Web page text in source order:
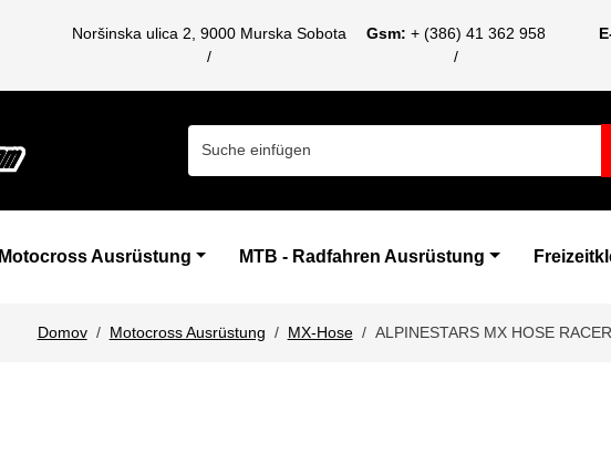
Noršinska ulica 2, 9000 Murska Sobota Gsm: + (386) 41 362 958
Motocross Ausrüstung MTB - Radfahren Ausrüstung
Domov Motocross Ausrüstung MX-Hose ALPINESTARS MX HOSE